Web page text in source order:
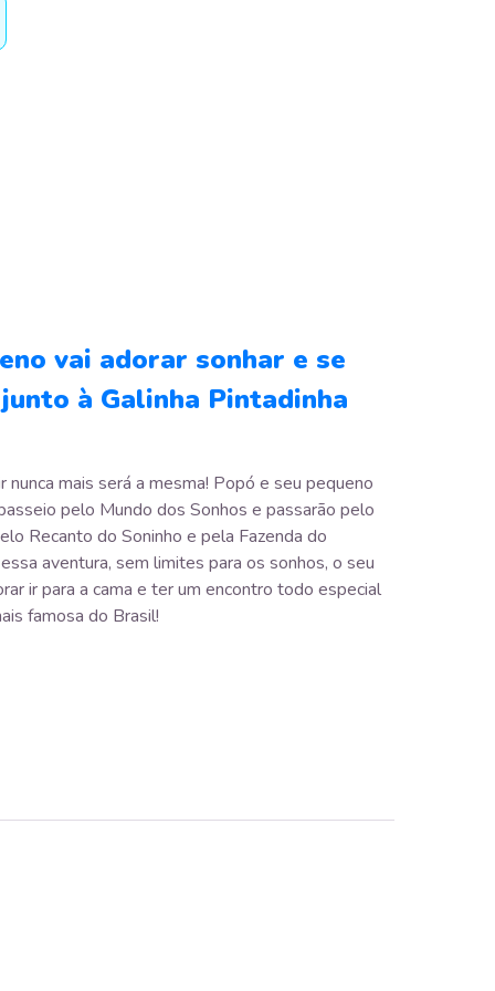
vai adorar sonhar e se
à Galinha Pintadinha
nunca mais será a mesma! Popó e seu pequeno
pelo Mundo dos Sonhos e passarão pelo
Recanto do Soninho e pela Fazenda do
aventura, sem limites para os sonhos, o seu
ir para a cama e ter um encontro todo especial
famosa do Brasil!